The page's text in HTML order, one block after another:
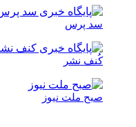
سد پرس
کُنف نشر
صبح ملت نیوز